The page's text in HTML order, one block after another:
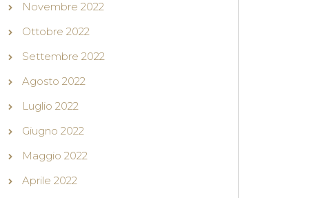
Novembre 2022
Ottobre 2022
Settembre 2022
Agosto 2022
Luglio 2022
Giugno 2022
Maggio 2022
Aprile 2022